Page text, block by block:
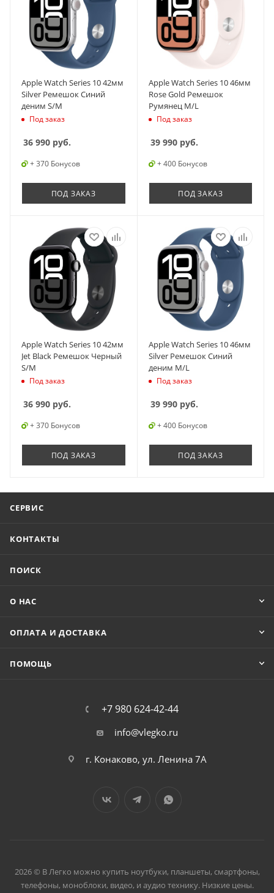
Apple Watch Series 10 42мм
Silver Ремешок Синий
деним S/M
Под заказ
36 990 руб.
+ 370 Бонусов
ПОД ЗАКАЗ
Apple Watch Series 10 46мм
Rose Gold Ремешок
Румянец M/L
Под заказ
39 990руб.
+ 400 Бонусов
ПОД ЗАКАЗ
Apple Watch Series 10 42мм
Jet Black Ремешок Черный
S/M
Под заказ
36 990 руб.
+ 370 Бонусов
ПОД ЗАКАЗ
Apple Watch Series 10 46мм
Silver Ремешок Синий
деним M/L
Под заказ
39 990руб.
+ 400 Бонусов
ПОД ЗАКАЗ
СЕРВИС
КОНТАКТЫ
ПОИСК
О НАС
ОПЛАТА И ДОСТАВКА
ПОМОЩЬ
+7 980 624-42-44
info@vlegko.ru
г. Конаково, ул. Ленина 7А
2026 © В Легко можно купить ноутбуки, планшеты, смартфоны,
телефоны, моноблоки, видео, и аудио технику. Низкие цены.